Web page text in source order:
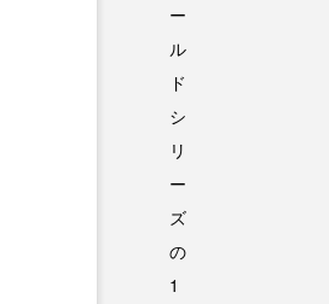
ー
ル
ド
シ
リ
ー
ズ
の
1